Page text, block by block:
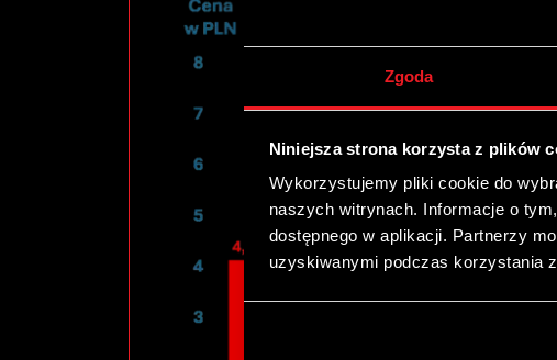
Zgoda
Niniejsza strona korzysta z plików
Wykorzystujemy pliki cookie do
naszych witrynach. Informacje o
dostępnego w aplikacji. Partnerzy
uzyskiwanymi podczas korzystania z